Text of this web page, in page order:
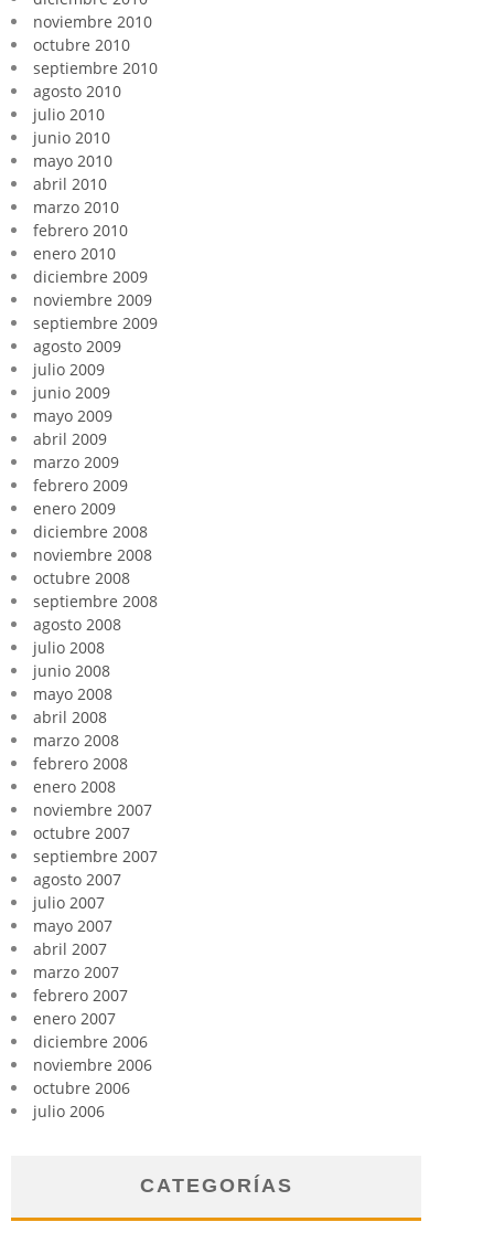
noviembre 2010
octubre 2010
septiembre 2010
agosto 2010
julio 2010
junio 2010
mayo 2010
abril 2010
marzo 2010
febrero 2010
enero 2010
diciembre 2009
noviembre 2009
septiembre 2009
agosto 2009
julio 2009
junio 2009
mayo 2009
abril 2009
marzo 2009
febrero 2009
enero 2009
diciembre 2008
noviembre 2008
octubre 2008
septiembre 2008
agosto 2008
julio 2008
junio 2008
mayo 2008
abril 2008
marzo 2008
febrero 2008
enero 2008
noviembre 2007
octubre 2007
septiembre 2007
agosto 2007
julio 2007
mayo 2007
abril 2007
marzo 2007
febrero 2007
enero 2007
diciembre 2006
noviembre 2006
octubre 2006
julio 2006
CATEGORÍAS